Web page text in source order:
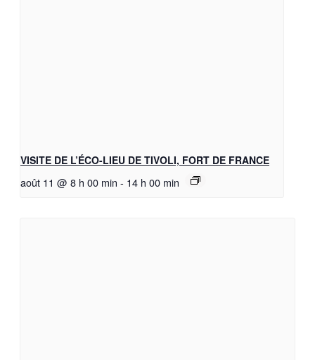
VISITE DE L’ÉCO-LIEU DE TIVOLI, FORT DE FRANCE
août 11 @ 8 h 00 min - 14 h 00 min